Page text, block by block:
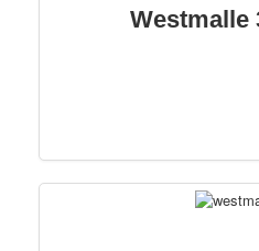
Westmalle